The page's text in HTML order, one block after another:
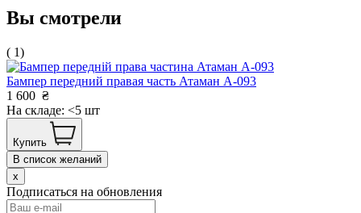
Вы смотрели
( 1)
Бампер передний правая часть Атаман А-093
1 600 ₴
На складе: <5 шт
Купить
В список желаний
x
Подписаться на обновления